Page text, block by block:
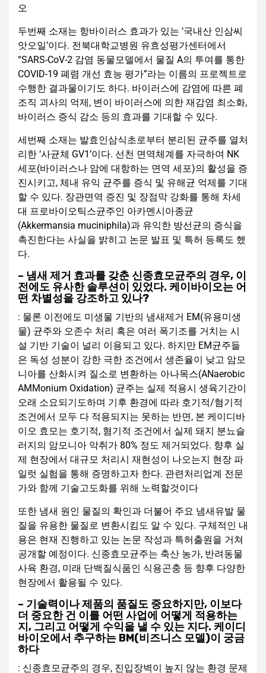
오
두번째 소재는 항바이러스 효과가 있는 ‘국내산 인삼씨
앗오일’이다. 전북대학교병원 유효성평가센터에서
“SARS-CoV-2 감염 동물모델에서 물질 A의 투여를 통한
COVID-19 폐렴 개선 효능 평가”라는 이름의 프로젝트로
수행한 결과물이기도 하다. 바이러스에 감염에 따른 폐
조직 괴사의 억제, 변이 바이러스에 의한 재감염 최소화,
바이러스 증식 감소 등의 효과를 기대할 수 있다.
세번째 소재는 발효인삼식초로부터 분리된 균주를 열처
리한 ‘사균체 GV1’이다. 선천 면역체계를 자극하여 NK
세포(바이러스나 암에 대항하는 면역 세포)의 활성을 증
진시키고, 체내 유익 균주를 증식 및 유해균 억제를 기대
할 수 있다. 장관면역 증진 및 장점막 강화를 통해 차세
대 프로바이오틱스균주인 아카멘시아종균
(Akkermansia muciniphila)과 유익한 방선균의 증식을
촉진한다는 사실을 밝히고 논문 발표 및 특허 등록도 했
다.
– 냄새 제거 효과를 갖춘 신종효모균주의 경우, 이
전에도 유사한 솔루션이 있었다. 케이바이오는 어
떤 차별성을 강조하고 있나?
: 물론 이전에도 미생물 기반의 냄새제거 EM(유용미생
물) 균주와 오존수 처리 혹은 여러 폭기조를 거치는 시
설 기반 기술이 널리 이용되고 있다. 하지만 EM균주들
은 독성 성분이 강한 극한 조건에서 생존율이 낮고 암모
니아를 산화시켜 질소로 변환하는 아나목스(ANaerobic
AMMonium Oxidation) 균주는 실제 적용시 생육기간이
오래 소요되기도하며 기후 환경에 따라 호기적/혐기적
조건에서 모두 다 적용되지는 못하는 반면, 본 케이디바
이오 효모는 호기적, 혐기적 조건에서 실제 돼지 분뇨슬
러지의 암모니아 악취가 80% 정도 제거되었다. 향후 실
제 현장에서 대규모 처리시 재현성이 나오는지 현장 파
일럿 실험을 통해 증명하고자 한다. 관련처리업계 전문
가와 함께 기술고도화를 위해 노력할것이다
또한 냄새 원인 물질의 확인과 더불어 주요 냄새유발 물
질을 유용한 물질로 변환시킴도 알 수 있다. 구체적인 내
용은 현재 진행하고 있는 논문 작성과 특허출원을 거쳐
공개할 예정이다. 신종효모균주는 축산 농가, 반려동물
사육 환경, 미래 단백질식품인 식용곤충 등 향후 다양한
현장에서 활용될 수 있다.
– 기술력이나 제품의 품질도 중요하지만, 이보다
더 중요한 건 이를 어떤 사업에 어떻게 적용하는
지, 그리고 어떻게 수익을 낼 수 있는 지다. 케이디
바이오에서 추구하는 BM(비즈니스 모델)이 궁금
하다
: 신종효모균주의 경우, 진입장벽이 높지 않는 환경 문제